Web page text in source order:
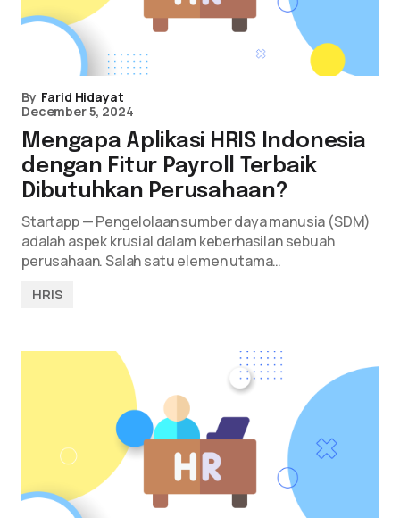
By Farid Hidayat
December 5, 2024
Mengapa Aplikasi HRIS Indonesia
dengan Fitur Payroll Terbaik
Dibutuhkan Perusahaan?
Startapp — Pengelolaan sumber daya manusia (SDM)
adalah aspek krusial dalam keberhasilan sebuah
perusahaan. Salah satu elemen utama…
HRIS